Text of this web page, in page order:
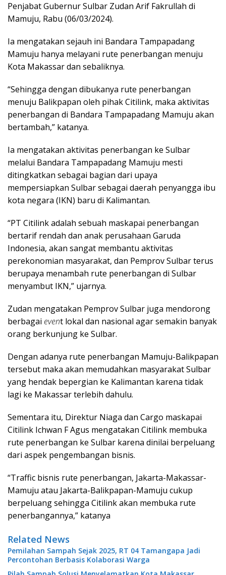
Penjabat Gubernur Sulbar Zudan Arif Fakrullah di
Mamuju, Rabu (06/03/2024).
Ia mengatakan sejauh ini Bandara Tampapadang
Mamuju hanya melayani rute penerbangan menuju
Kota Makassar dan sebaliknya.
“Sehingga dengan dibukanya rute penerbangan
menuju Balikpapan oleh pihak Citilink, maka aktivitas
penerbangan di Bandara Tampapadang Mamuju akan
bertambah,” katanya.
Ia mengatakan aktivitas penerbangan ke Sulbar
melalui Bandara Tampapadang Mamuju mesti
ditingkatkan sebagai bagian dari upaya
mempersiapkan Sulbar sebagai daerah penyangga ibu
kota negara (IKN) baru di Kalimantan.
“PT Citilink adalah sebuah maskapai penerbangan
bertarif rendah dan anak perusahaan Garuda
Indonesia, akan sangat membantu aktivitas
perekonomian masyarakat, dan Pemprov Sulbar terus
berupaya menambah rute penerbangan di Sulbar
menyambut IKN,” ujarnya.
Zudan mengatakan Pemprov Sulbar juga mendorong
berbagai event lokal dan nasional agar semakin banyak
orang berkunjung ke Sulbar.
Dengan adanya rute penerbangan Mamuju-Balikpapan
tersebut maka akan memudahkan masyarakat Sulbar
yang hendak bepergian ke Kalimantan karena tidak
lagi ke Makassar terlebih dahulu.
Sementara itu, Direktur Niaga dan Cargo maskapai
Citilink Ichwan F Agus mengatakan Citilink membuka
rute penerbangan ke Sulbar karena dinilai berpeluang
dari aspek pengembangan bisnis.
“Traffic bisnis rute penerbangan, Jakarta-Makassar-
Mamuju atau Jakarta-Balikpapan-Mamuju cukup
berpeluang sehingga Citilink akan membuka rute
penerbangannya,” katanya
Related News
Pemilahan Sampah Sejak 2025, RT 04 Tamangapa Jadi
Percontohan Berbasis Kolaborasi Warga